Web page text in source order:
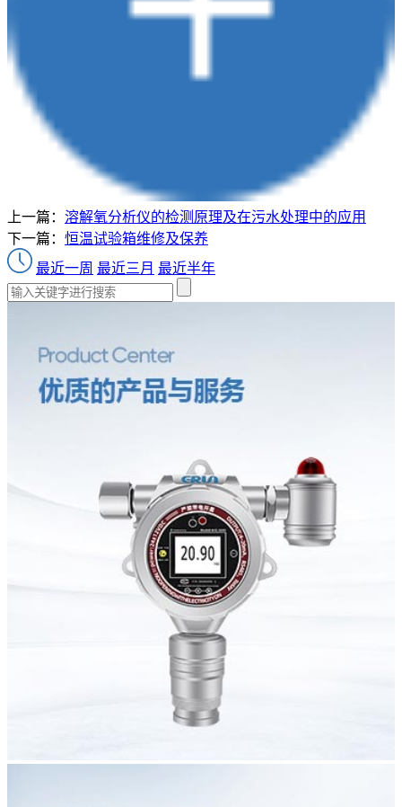
上一篇： 溶解氧分析仪的检测原理及在污水处理中的应用
下一篇： 恒温试验箱维修及保养
最近一周 最近三月 最近半年